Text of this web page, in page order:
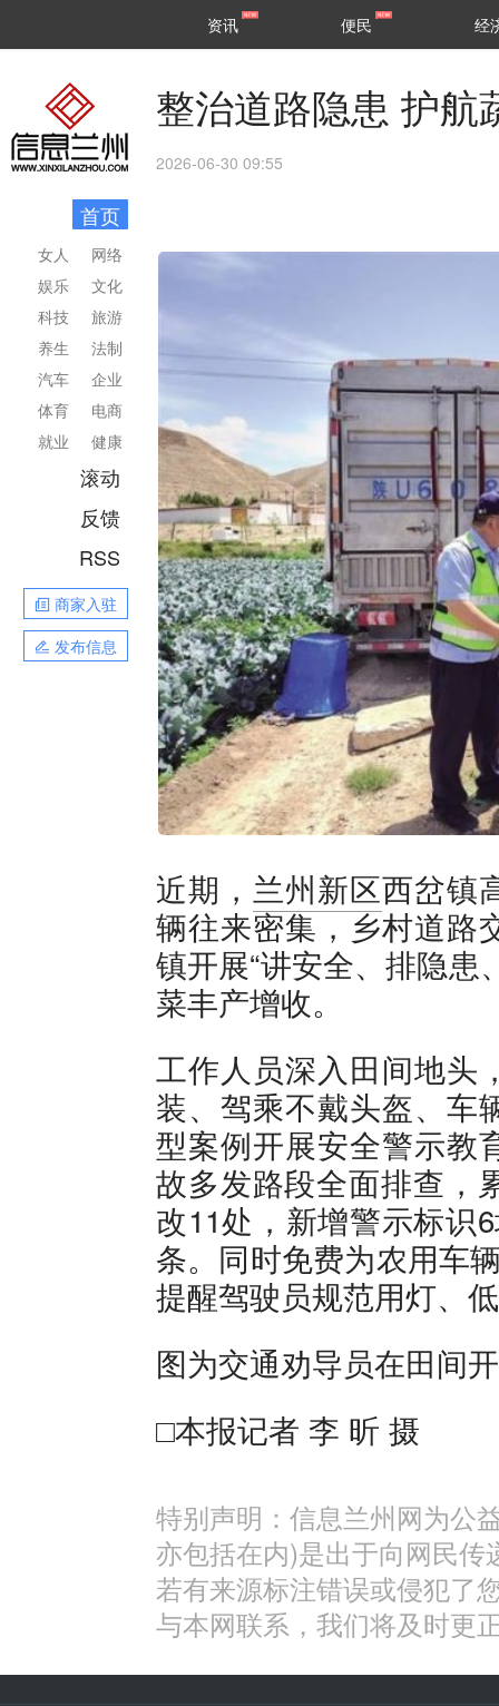
区县
资讯 便民 经
首页
网络
文化
旅游
法制
企业
电商
健康
女人
娱乐
科技
养生
汽车
体育
就业
滚动
反馈
RSS
商家入驻
发布信息
整治道路隐患 护航
2026-06-30 09:55
近期， 兰州新区西岔镇
辆往来密集，乡村道路
镇开展“讲安全、排隐患
菜丰产增收。
工作人员深入田间地头
装、驾乘不戴头盔、车
型案例开展安全警示教
故多发路段全面排查，
改11处，新增警示标识
条。同时免费为农用车
提醒驾驶员规范用灯、
图为交通劝导员在田间
□本报记者 李 昕 摄
特别声明：信息兰州网为公
亦包括在内)是出于向网民
若有来源标注错误或侵犯了
与本网联系，我们将及时更